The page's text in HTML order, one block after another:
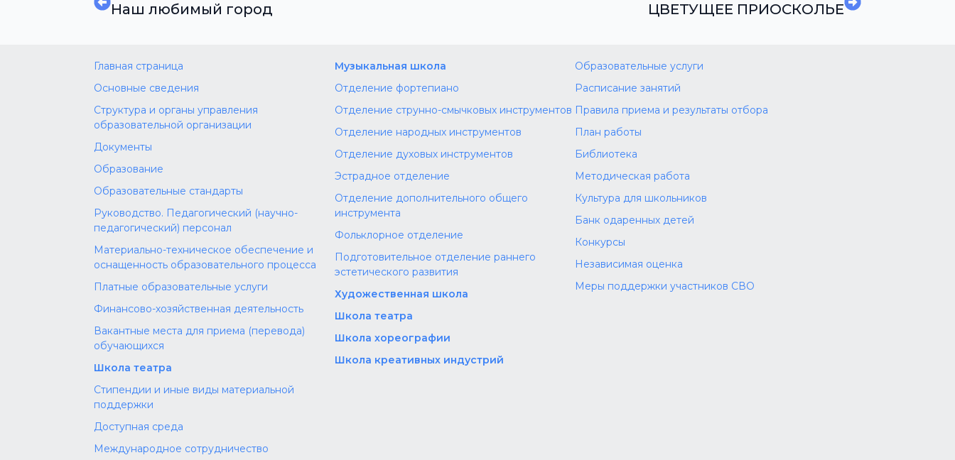
Наш любимый город ЦВЕТУЩЕЕ ПРИОСКОЛЬЕ
Главная страница
Основные сведения
Структура и органы управления
образовательной организации
Документы
Образование
Образовательные стандарты
Руководство. Педагогический (научно-
педагогический) персонал
Материально-техническое обеспечение и
оснащенность образовательного процесса
Платные образовательные услуги
Финансово-хозяйственная деятельность
Вакантные места для приема (перевода)
обучающихся
Школа театра
Стипендии и иные виды материальной
поддержки
Доступная среда
Международное сотрудничество
Музыкальная школа
Отделение фортепиано
Отделение струнно-смычковых инструментов
Отделение народных инструментов
Отделение духовых инструментов
Эстрадное отделение
Отделение дополнительного общего
инструмента
Фольклорное отделение
Подготовительное отделение раннего
эстетического развития
Художественная школа
Школа‌‌‌‌ театра
Школа хореографии
Школа креативных индустрий
Образовательные услуги
Расписание занятий
Правила приема и результаты отбора
План работы
Библиотека
Методическая работа
Культура для школьников
Банк одаренных детей
Конкурсы
Независимая оценка
Меры поддержки участников СВО